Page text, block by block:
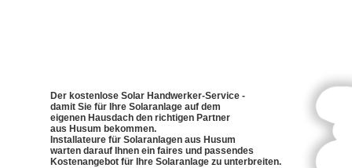
Der kostenlose Solar Handwerker-Service -
damit Sie für Ihre Solaranlage auf dem
eigenen Hausdach den richtigen Partner
aus Husum bekommen.
Installateure für Solaranlagen aus Husum
warten darauf Ihnen ein faires und passendes
Kostenangebot für Ihre Solaranlage zu unterbreiten.